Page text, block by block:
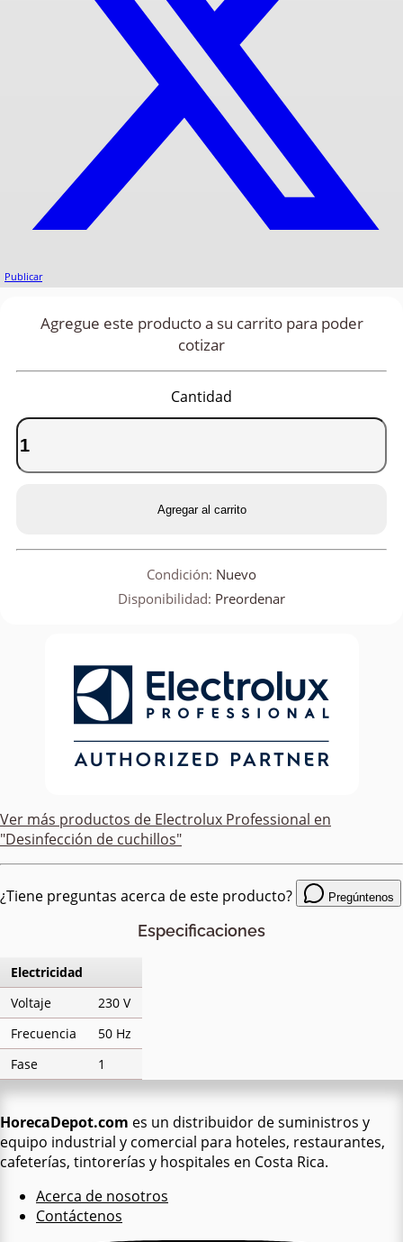
Publicar
Agregue este producto a su carrito para poder
cotizar
Cantidad
Agregar al carrito
Condición: Nuevo
Disponibilidad: Preordenar
Ver más productos de Electrolux Professional en
"Desinfección de cuchillos"
¿Tiene preguntas acerca de este producto? Pregúntenos
Especificaciones
Electricidad
Voltaje
230 V
Frecuencia
50 Hz
Fase
1
HorecaDepot.com es un distribuidor de suministros y
equipo industrial y comercial para hoteles, restaurantes,
cafeterías, tintorerías y hospitales en Costa Rica.
Acerca de nosotros
Contáctenos